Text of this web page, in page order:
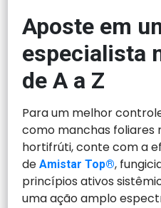
Aposte em
especialista
de A a Z
Para um melhor
como manchas foliares
hortifrúti, conte com a
deAmistar Top®,
princípios ativos
uma ação amplo